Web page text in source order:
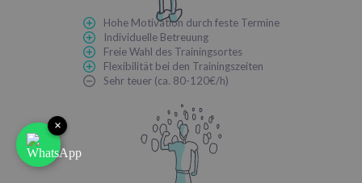
Hohe Motivation durch feste Termine
Individuelle Betreuung
Freie Wahl des Trainingsortes
Flexibilität bei den Trainingszeiten
Sehr teuer (ca. 80-120€/h)
×